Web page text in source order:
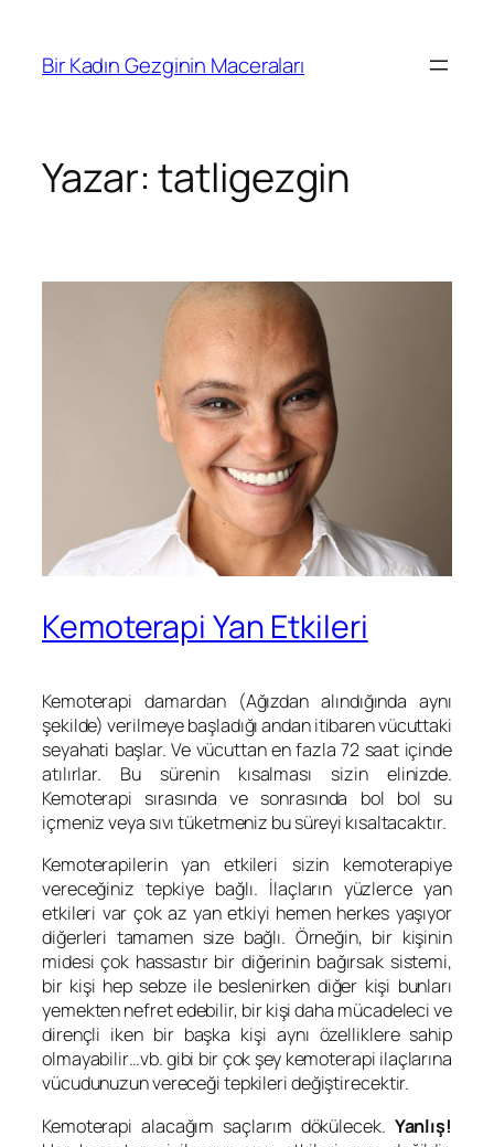
Bir Kadın Gezginin Maceraları
Yazar:tatligezgin
Kemoterapi Yan Etkileri
Kemoterapi damardan (Ağızdan alındığında aynı
şekilde) verilmeye başladığı andan itibaren vücuttaki
seyahati başlar. Ve vücuttan en fazla 72 saat içinde
atılırlar. Bu sürenin kısalması sizin elinizde.
Kemoterapi sırasında ve sonrasında bol bol su
içmeniz veya sıvı tüketmeniz bu süreyi kısaltacaktır.
Kemoterapilerin yan etkileri sizin kemoterapiye
vereceğiniz tepkiye bağlı. İlaçların yüzlerce yan
etkileri var çok az yan etkiyi hemen herkes yaşıyor
diğerleri tamamen size bağlı. Örneğin, bir kişinin
midesi çok hassastır bir diğerinin bağırsak sistemi,
bir kişi hep sebze ile beslenirken diğer kişi bunları
yemekten nefret edebilir, bir kişi daha mücadeleci ve
dirençli iken bir başka kişi aynı özelliklere sahip
olmayabilir…vb. gibi bir çok şey kemoterapi ilaçlarına
vücudunuzun vereceği tepkileri değiştirecektir.
Kemoterapi alacağım saçlarım dökülecek. Yanlış!